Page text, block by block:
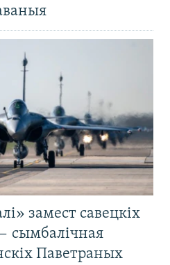
замест савецкіх
сымбалічная
Паветраных